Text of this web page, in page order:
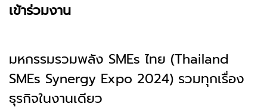
เข้าร่วมงาน
มหกรรมรวมพลัง SMEs ไทย (Thailand
SMEs Synergy Expo 2024) รวมทุกเรื่อง
ธุรกิจในงานเดียว